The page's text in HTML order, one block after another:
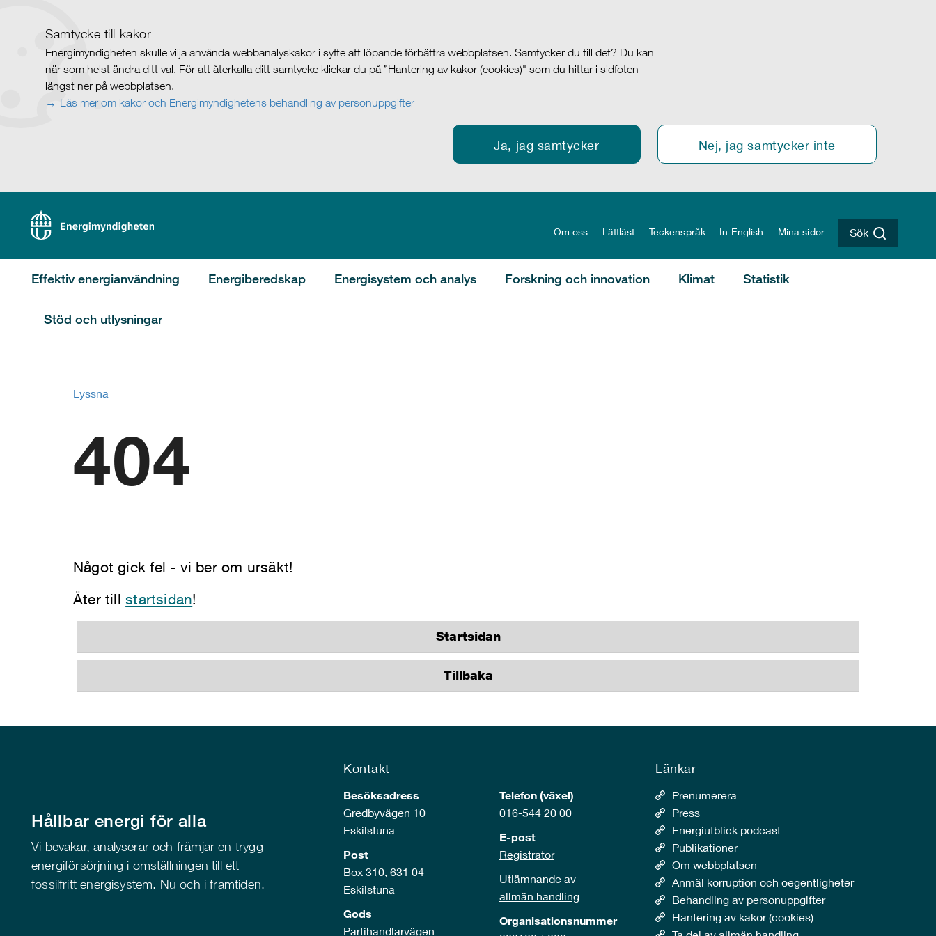
Samtycke till kakor
Energimyndigheten skulle vilja använda webbanalyskakor i syfte att löpande förbättra webbplatsen. Samtycker du till det? Du kan
när som helst ändra ditt val. För att återkalla ditt samtycke klickar du på ”Hantering av kakor (cookies)" som du hittar i sidfoten
längst ner på webbplatsen.
Läs mer om kakor och Energimyndighetens behandling av personuppgifter
Ja, jag samtycker Nej, jag samtycker inte
Om oss Lättläst Teckenspråk In English Mina sidor Sök
Effektiv energianvändning Energiberedskap Energisystem och analys Forskning och innovation Klimat Statistik
Stöd och utlysningar
Lyssna
404
Något gick fel - vi ber om ursäkt!
Åter tillstartsidan!
Startsidan
Tillbaka
Hållbar energi för alla
Vi bevakar, analyserar och främjar en trygg
energiförsörjning i omställningen till ett
fossilfritt energisystem. Nu och i framtiden.
Kontakt
Besöksadress
Gredbyvägen 10
Eskilstuna
Post
Box 310, 631 04
Eskilstuna
Gods
Partihandlarvägen
Telefon (växel)
016-544 20 00
E-post
Registrator
Utlämnande av
allmän handling
Organisationsnummer
Länkar
Prenumerera
Press
Energiutblick podcast
Publikationer
Om webbplatsen
Anmäl korruption och oegentligheter
Behandling av personuppgifter
Hantering av kakor (cookies)